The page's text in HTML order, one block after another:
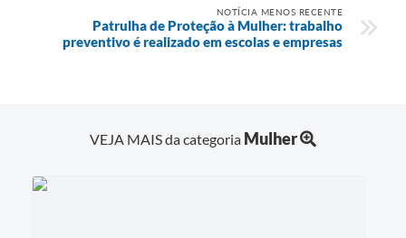
NOTÍCIA MENOS RECENTE
Patrulha de Proteção à Mulher: trabalho
preventivo é realizado em escolas e empresas
VEJA MAIS da categoria Mulher